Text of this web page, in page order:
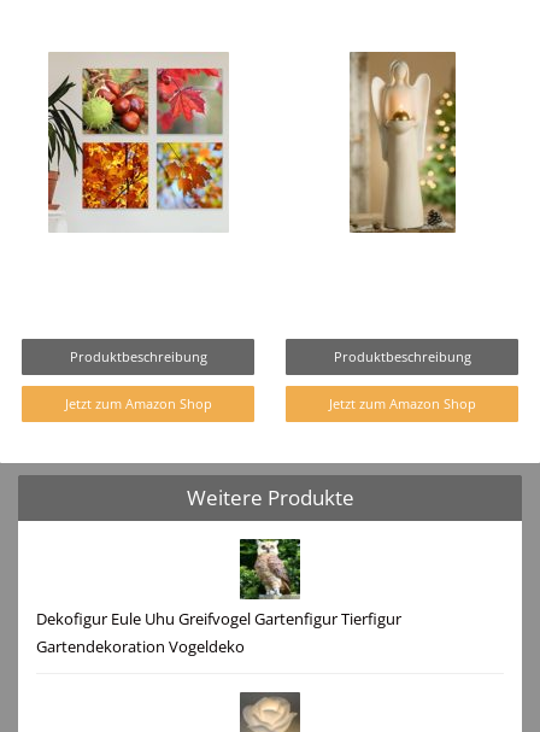
Produktbeschreibung
Jetzt zum Amazon Shop
Produktbeschreibung
Jetzt zum Amazon Shop
Weitere Produkte
Dekofigur Eule Uhu Greifvogel Gartenfigur Tierfigur
Gartendekoration Vogeldeko